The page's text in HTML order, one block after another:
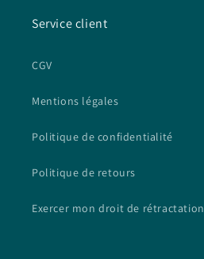
Service client
CGV
Mentions légales
Politique de confidentialité
Politique de retours
Exercer mon droit de rétractation